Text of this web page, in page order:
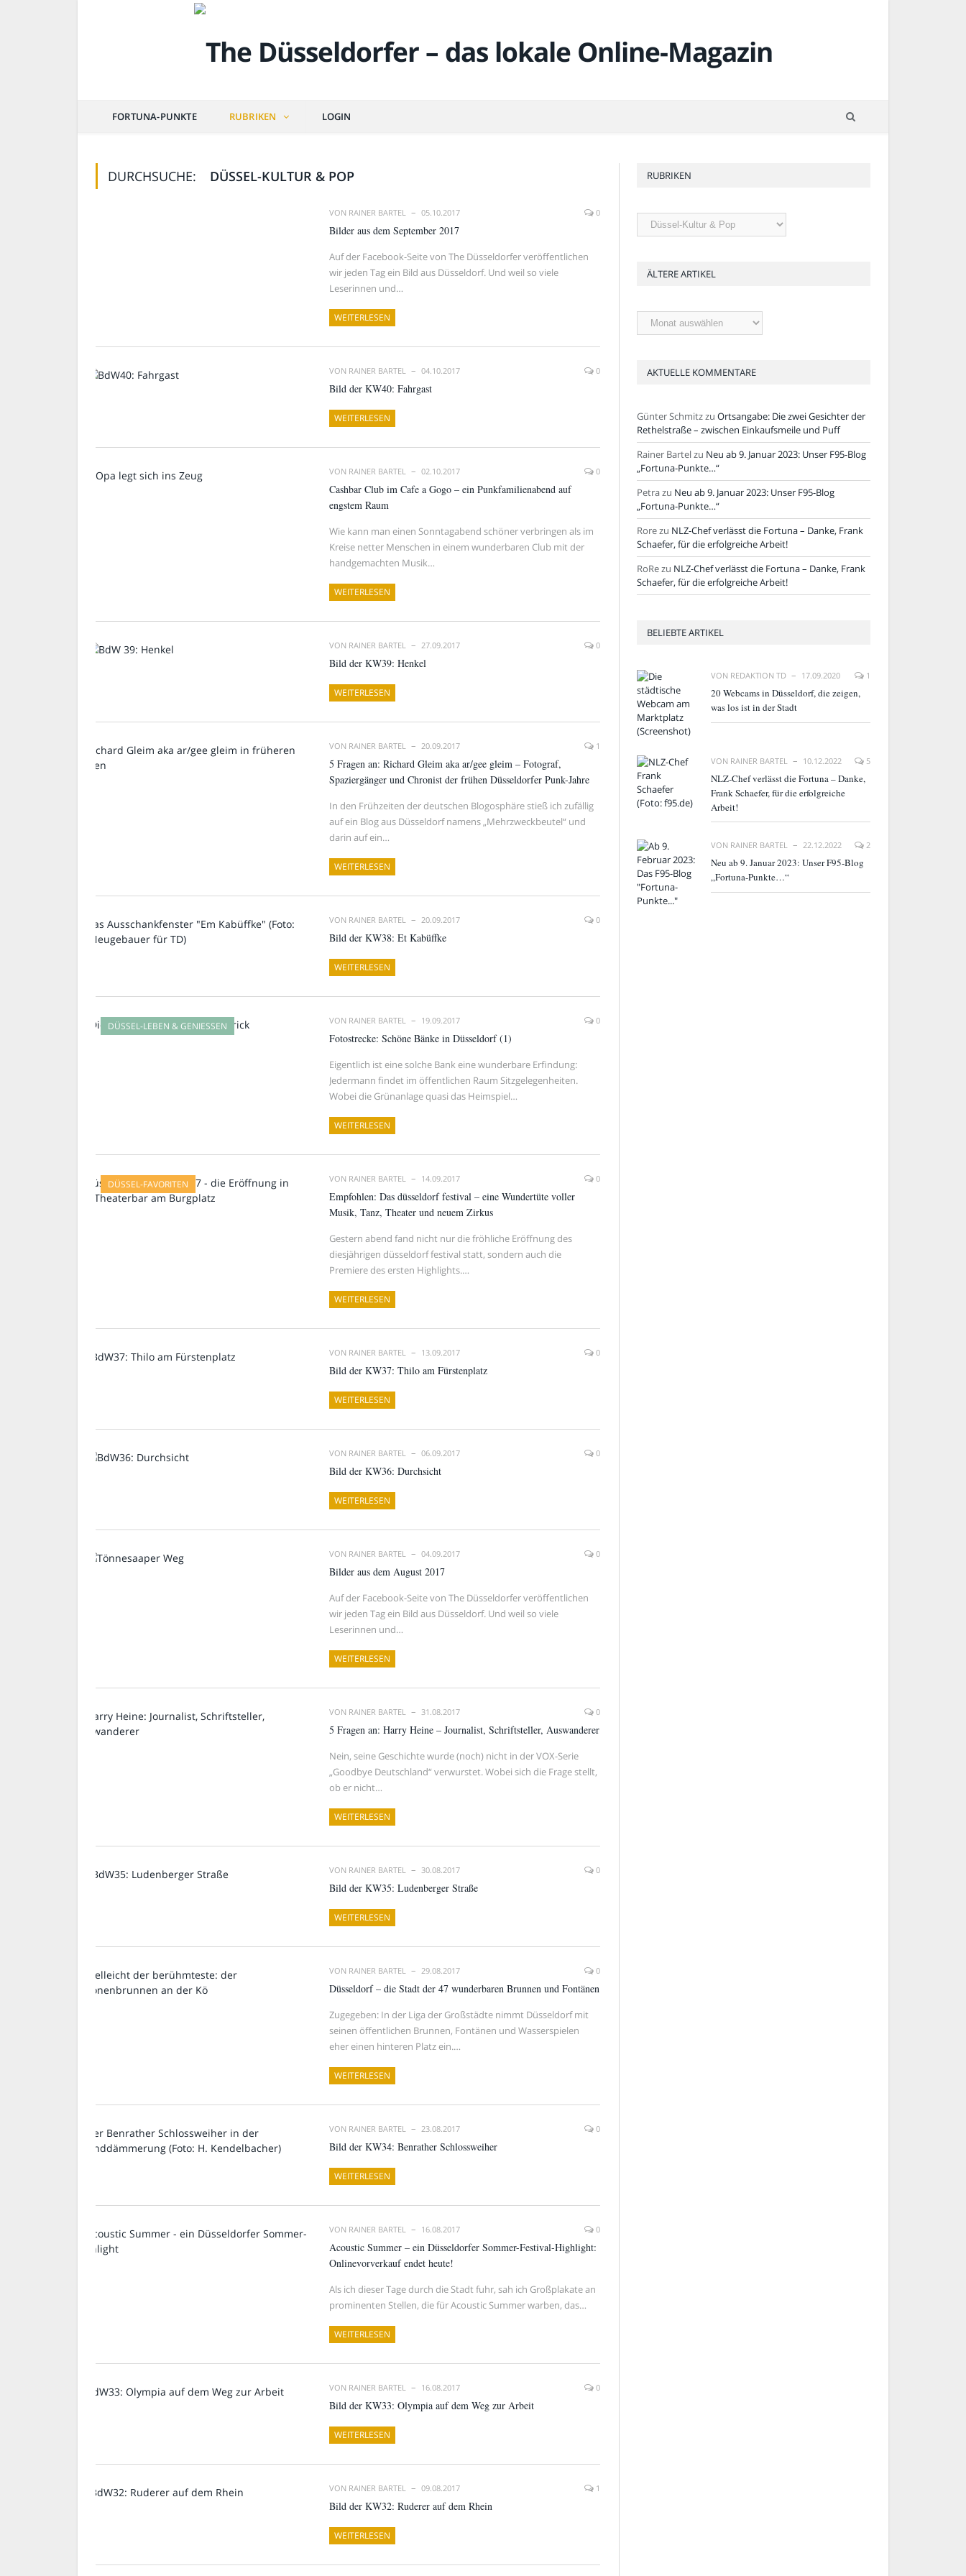
FORTUNA-PUNKTE RUBRIKEN LOGIN
DURCHSUCHE: DÜSSEL-KULTUR & POP
VON RAINER BARTEL 05.10.2017 0
Bilder aus dem September 2017
Auf der Facebook-Seite von The Düsseldorfer veröffentlichen
wir jeden Tag ein Bild aus Düsseldorf. Und weil so viele
Leserinnen und…
WEITERLESEN
VON RAINER BARTEL 04.10.2017 0
Bild der KW40: Fahrgast
WEITERLESEN
VON RAINER BARTEL 02.10.2017 0
Cashbar Club im Cafe a Gogo – ein Punkfamilienabend auf
engstem Raum
Wie kann man einen Sonntagabend schöner verbringen als im
Kreise netter Menschen in einem wunderbaren Club mit der
handgemachten Musik…
WEITERLESEN
VON RAINER BARTEL 27.09.2017 0
Bild der KW39: Henkel
WEITERLESEN
VON RAINER BARTEL 20.09.2017 1
5 Fragen an: Richard Gleim aka ar/gee gleim – Fotograf,
Spaziergänger und Chronist der frühen Düsseldorfer Punk-Jahre
In den Frühzeiten der deutschen Blogosphäre stieß ich zufällig
auf ein Blog aus Düsseldorf namens „Mehrzweckbeutel“ und
darin auf ein…
WEITERLESEN
VON RAINER BARTEL 20.09.2017 0
Bild der KW38: Et Kabüffke
WEITERLESEN
DÜSSEL-LEBEN & GENIESSEN VON RAINER BARTEL 19.09.2017 0
Fotostrecke: Schöne Bänke in Düsseldorf (1)
Eigentlich ist eine solche Bank eine wunderbare Erfindung:
Jedermann findet im öffentlichen Raum Sitzgelegenheiten.
Wobei die Grünanlage quasi das Heimspiel…
WEITERLESEN
DÜSSEL-FAVORITEN VON RAINER BARTEL 14.09.2017 0
Empfohlen: Das düsseldorf festival – eine Wundertüte voller
Musik, Tanz, Theater und neuem Zirkus
Gestern abend fand nicht nur die fröhliche Eröffnung des
diesjährigen düsseldorf festival statt, sondern auch die
Premiere des ersten Highlights.…
WEITERLESEN
VON RAINER BARTEL 13.09.2017 0
Bild der KW37: Thilo am Fürstenplatz
WEITERLESEN
VON RAINER BARTEL 06.09.2017 0
Bild der KW36: Durchsicht
WEITERLESEN
VON RAINER BARTEL 04.09.2017 0
Bilder aus dem August 2017
Auf der Facebook-Seite von The Düsseldorfer veröffentlichen
wir jeden Tag ein Bild aus Düsseldorf. Und weil so viele
Leserinnen und…
WEITERLESEN
VON RAINER BARTEL 31.08.2017 0
5 Fragen an: Harry Heine – Journalist, Schriftsteller, Auswanderer
Nein, seine Geschichte wurde (noch) nicht in der VOX-Serie
„Goodbye Deutschland“ verwurstet. Wobei sich die Frage stellt,
ob er nicht…
WEITERLESEN
VON RAINER BARTEL 30.08.2017 0
Bild der KW35: Ludenberger Straße
WEITERLESEN
VON RAINER BARTEL 29.08.2017 0
Düsseldorf – die Stadt der 47 wunderbaren Brunnen und Fontänen
Zugegeben: In der Liga der Großstädte nimmt Düsseldorf mit
seinen öffentlichen Brunnen, Fontänen und Wasserspielen
eher einen hinteren Platz ein.…
WEITERLESEN
VON RAINER BARTEL 23.08.2017 0
Bild der KW34: Benrather Schlossweiher
WEITERLESEN
VON RAINER BARTEL 16.08.2017 0
Acoustic Summer – ein Düsseldorfer Sommer-Festival-Highlight:
Onlinevorverkauf endet heute!
Als ich dieser Tage durch die Stadt fuhr, sah ich Großplakate an
prominenten Stellen, die für Acoustic Summer warben, das…
WEITERLESEN
VON RAINER BARTEL 16.08.2017 0
Bild der KW33: Olympia auf dem Weg zur Arbeit
WEITERLESEN
VON RAINER BARTEL 09.08.2017 1
Bild der KW32: Ruderer auf dem Rhein
WEITERLESEN
RUBRIKEN
Rubriken
ÄLTERE ARTIKEL
Ältere
AKTUELLE KOMMENTARE
Günter Schmitzzu Ortsangabe: Die zwei Gesichter der
Rethelstraße – zwischen Einkaufsmeile und Puff
Rainer Bartelzu Neu ab 9. Januar 2023: Unser F95-Blog
„Fortuna-Punkte…“
Petrazu Neu ab 9. Januar 2023: Unser F95-Blog
„Fortuna-Punkte…“
Rorezu NLZ-Chef verlässt die Fortuna – Danke, Frank
Schaefer, für die erfolgreiche Arbeit!
RoRezu NLZ-Chef verlässt die Fortuna – Danke, Frank
Schaefer, für die erfolgreiche Arbeit!
BELIEBTE ARTIKEL
VON REDAKTION TD 17.09.2020 1
20 Webcams in Düsseldorf, die zeigen,
was los ist in der Stadt
VON RAINER BARTEL 10.12.2022 5
NLZ-Chef verlässt die Fortuna – Danke,
Frank Schaefer, für die erfolgreiche
Arbeit!
VON RAINER BARTEL 22.12.2022 2
Neu ab 9. Januar 2023: Unser F95-Blog
„Fortuna-Punkte…“